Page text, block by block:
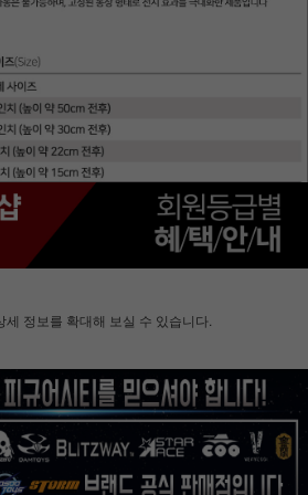
세 정보를 확대해 보실 수 있습니다.